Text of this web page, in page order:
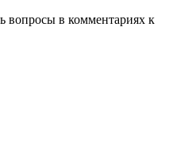
вопросы в комментариях к